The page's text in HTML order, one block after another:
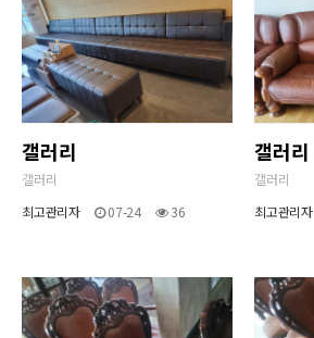
갤러리
갤러리
최고관리자
07-24 36
갤러리
갤러리
최고관리자